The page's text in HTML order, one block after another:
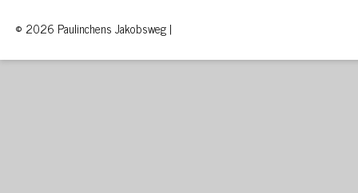
© 2026 Paulinchens Jakobsweg |